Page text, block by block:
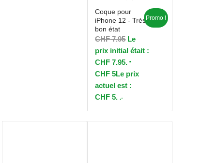
Coque pour
iPhone 12 - Très
bon état
CHF7.95 Le
prix initial était :
CHF 7.95.
CHF 5Le prix
actuel est :
CHF 5. .-
Promo !